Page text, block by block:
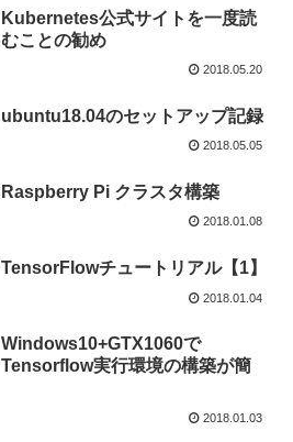
Kubernetes公式サイトを一度読
むことの勧め
2018.05.20
ubuntu18.04のセットアップ記録
2018.05.05
Raspberry Pi クラスタ構築
2018.01.08
TensorFlowチュートリアル【1】
2018.01.04
Windows10+GTX1060で
Tensorflow実行環境の構築が簡
2018.01.03